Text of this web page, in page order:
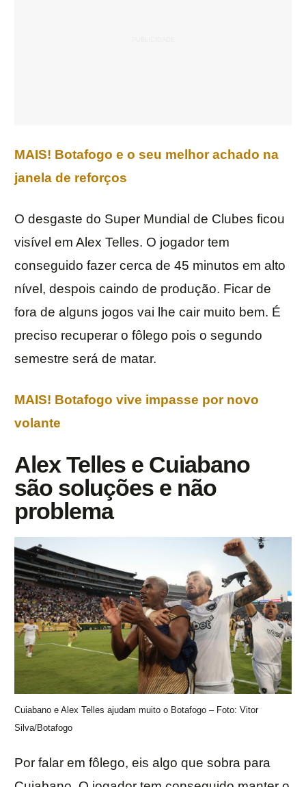
MAIS! Botafogo e o seu melhor achado na
janela de reforços
O desgaste do Super Mundial de Clubes ficou
visível em Alex Telles. O jogador tem
conseguido fazer cerca de 45 minutos em alto
nível, despois caindo de produção. Ficar de
fora de alguns jogos vai lhe cair muito bem. É
preciso recuperar o fôlego pois o segundo
semestre será de matar.
MAIS! Botafogo vive impasse por novo
volante
Alex Telles e Cuiabano
são soluções e não
problema
Cuiabano e Alex Telles ajudam muito o Botafogo – Foto: Vitor
Silva/Botafogo
Por falar em fôlego, eis algo que sobra para